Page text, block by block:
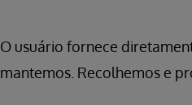
O usuário fornece
mantemos. Recolhemos e